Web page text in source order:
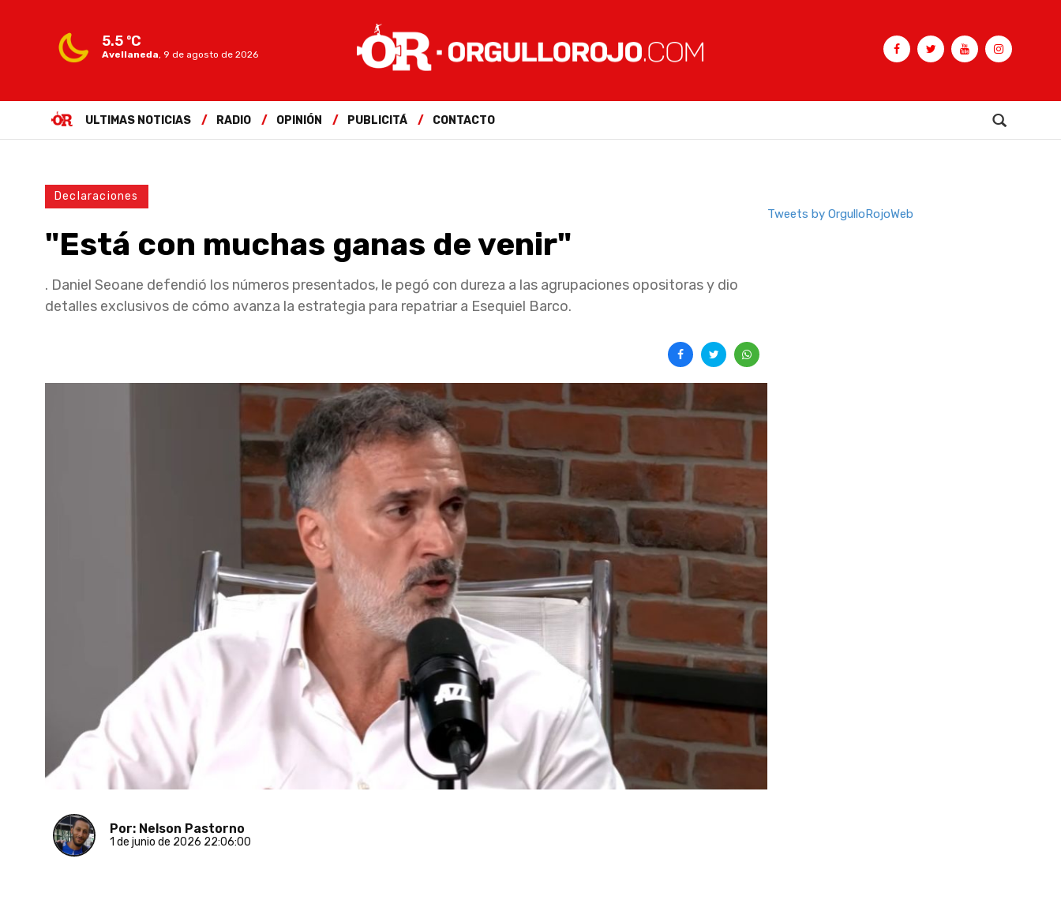
5.5 ºC
Avellaneda, 9 de agosto de 2026
ULTIMAS NOTICIAS RADIO OPINIÓN PUBLICITÁ CONTACTO
Declaraciones
"Está con muchas ganas de venir"
. Daniel Seoane defendió los números presentados, le pegó con dureza a las agrupaciones opositoras y dio
detalles exclusivos de cómo avanza la estrategia para repatriar a Esequiel Barco.
Por: Nelson Pastorno
1 de junio de 2026 22:06:00
Tweets by OrgulloRojoWeb